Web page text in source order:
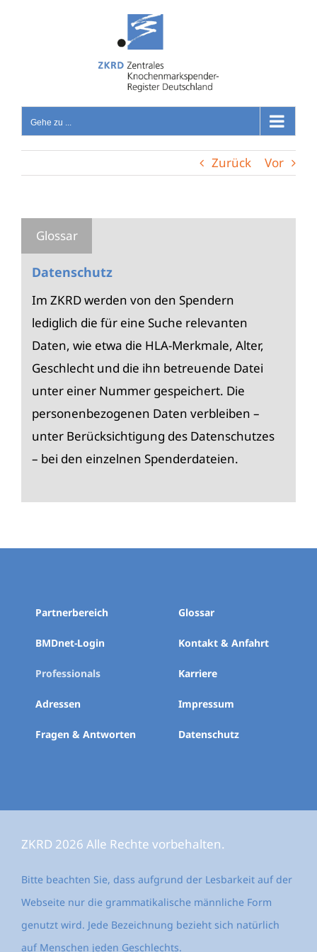
Gehe zu ...
Zurück Vor
Datenschutz
Im ZKRD werden von den Spendern
lediglich die für eine Suche relevanten
Daten, wie etwa die HLA-Merkmale, Alter,
Geschlecht und die ihn betreuende Datei
unter einer Nummer gespeichert. Die
personenbezogenen Daten verbleiben –
unter Berücksichtigung des Datenschutzes
– bei den einzelnen Spenderdateien.
Partnerbereich
BMDnet-Login
Professionals
Adressen
Fragen & Antworten
Glossar
Kontakt & Anfahrt
Karriere
Impressum
Datenschutz
ZKRD 2026 Alle Rechte vorbehalten.
Bitte beachten Sie, dass aufgrund der Lesbarkeit auf der
Webseite nur die grammatikalische männliche Form
genutzt wird. Jede Bezeichnung bezieht sich natürlich
auf Menschen jeden Geschlechts.